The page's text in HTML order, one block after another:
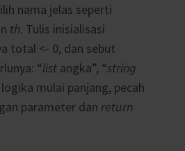
nama jelas seperti
th. Tulis inisialisasi
total <- 0, dan sebut
“listangka”, “string
mulai panjang, pecah
parameter dan return